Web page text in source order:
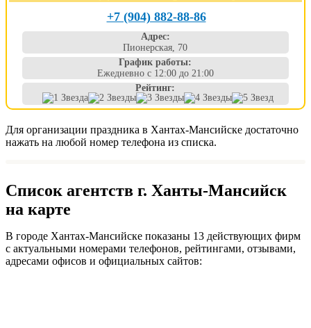
+7 (904) 882-88-86
Адрес:
Пионерская, 70
График работы:
Ежедневно с 12:00 до 21:00
Рейтинг:
Для организации праздника в Хантах-Мансийске достаточно
нажать на любой номер телефона из списка.
Список агентств г. Ханты-Мансийск
на карте
В городе Хантах-Мансийске показаны 13 действующих фирм
с актуальными номерами телефонов, рейтингами, отзывами,
адресами офисов и официальных сайтов: